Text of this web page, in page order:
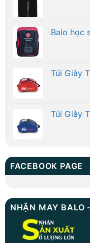
Balo học
Túi Giày
Túi Giày
FACEBOOK PAGE
NHẬN MAY BALO